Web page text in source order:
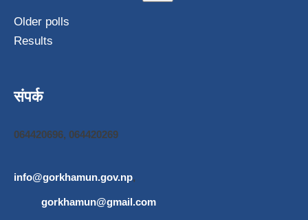
Older polls
Results
संपर्क
064420696, 064420269
info@gorkhamun.gov.np,
gorkhamun@gmail.com